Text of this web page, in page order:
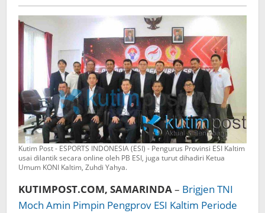
2020-
2024
Kutim Post - ESPORTS INDONESIA (ESI) - Pengurus Provinsi ESI Kaltim
usai dilantik secara online oleh PB ESI, juga turut dihadiri Ketua
Umum KONI Kaltim, Zuhdi Yahya.
KUTIMPOST.COM, SAMARINDA– Brigjen TNI
Moch Amin Pimpin Pengprov ESI Kaltim Periode